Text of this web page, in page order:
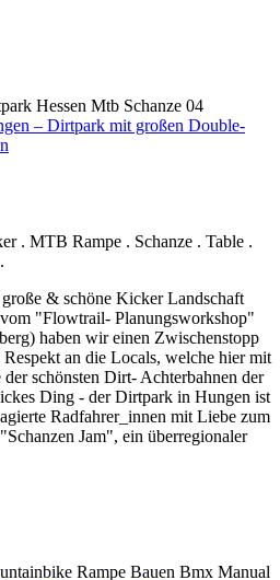
– Dirtpark mit großen Double-
. MTB Rampe . Schanze . Table .
& schöne Kicker Landschaft
"Flowtrail- Planungsworkshop"
haben wir einen Zwischenstopp
an die Locals, welche hier mit
schönsten Dirt- Achterbahnen der
Ding - der Dirtpark in Hungen ist
Radfahrer_innen mit Liebe zum
Jam", ein überregionaler